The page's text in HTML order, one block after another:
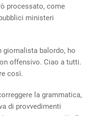
processato, come
ministeri
giornalista balordo, ho
offensivo. Ciao a tutti.
così.
la grammatica,
di provvedimenti